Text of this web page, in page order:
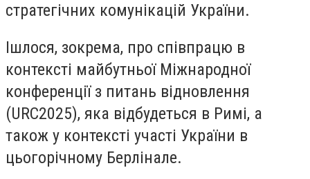
стратегічних комунікацій України.
Ішлося, зокрема, про співпрацю в
контексті майбутньої Міжнародної
конференції з питань відновлення
(URC2025), яка відбудеться в Римі, а
також у контексті участі України в
цьогорічному Берлінале.